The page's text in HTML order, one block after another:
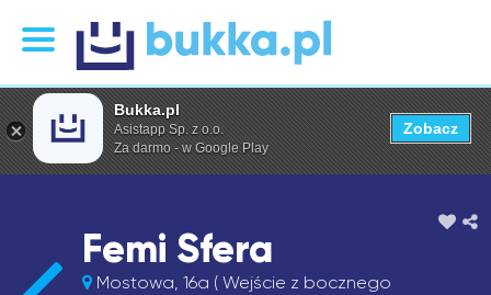
Femi Sfera
Mostowa, 16a ( Wejście z bocznego
Bukka.pl
Asistapp Sp. z o.o.
Za darmo - w Google Play
Zobacz